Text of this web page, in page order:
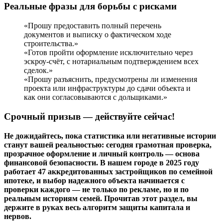
Реальные фразы для борьбы с рисками
«Прошу предоставить полный перечень
документов и выписку о фактическом ходе
строительства.»
«Готов пройти оформление исключительно через
эскроу-счёт, с нотариальным подтверждением всех
сделок.»
«Прошу разъяснить, предусмотрены ли изменения
проекта или инфраструктуры до сдачи объекта и
как они согласовываются с дольщиками.»
Срочный призыв — действуйте сейчас!
Не дожидайтесь, пока статистика или негативные истории
станут вашей реальностью: сегодня грамотная проверка,
прозрачное оформление и личный контроль — основа
финансовой безопасности. В нашем городе в 2025 году
работает 47 аккредитованных застройщиков по семейной
ипотеке, и выбор надежного объекта начинается с
проверки каждого — не только по рекламе, но и по
реальным историям семей. Прочитав этот раздел, вы
держите в руках весь алгоритм защиты капитала и
нервов.